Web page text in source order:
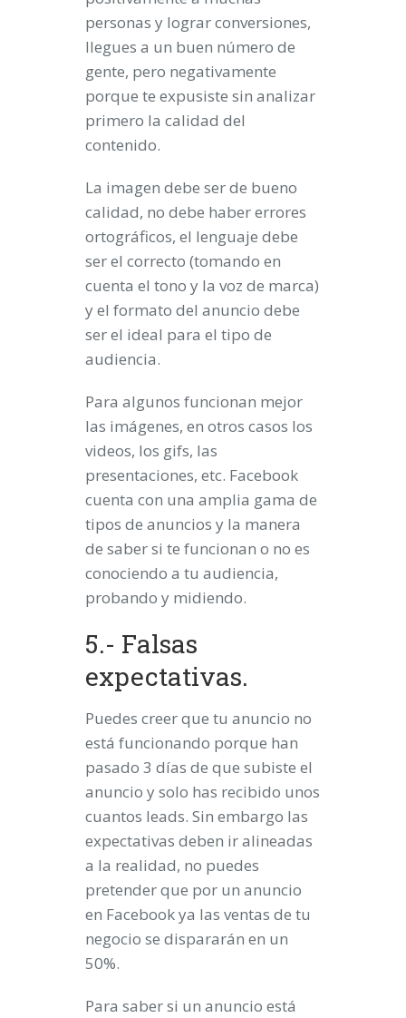
personas y lograr conversiones,
llegues a un buen número de
gente, pero negativamente
porque te expusiste sin analizar
primero la calidad del
contenido.
La imagen debe ser de bueno
calidad, no debe haber errores
ortográficos, el lenguaje debe
ser el correcto (tomando en
cuenta el tono y la voz de marca)
y el formato del anuncio debe
ser el ideal para el tipo de
audiencia.
Para algunos funcionan mejor
las imágenes, en otros casos los
videos, los gifs, las
presentaciones, etc. Facebook
cuenta con una amplia gama de
tipos de anuncios y la manera
de saber si te funcionan o no es
conociendo a tu audiencia,
probando y midiendo.
5.- Falsas
expectativas.
Puedes creer que tu anuncio no
está funcionando porque han
pasado 3 días de que subiste el
anuncio y solo has recibido unos
cuantos leads. Sin embargo las
expectativas deben ir alineadas
a la realidad, no puedes
pretender que por un anuncio
en Facebook ya las ventas de tu
negocio se dispararán en un
50%.
Para saber si un anuncio está